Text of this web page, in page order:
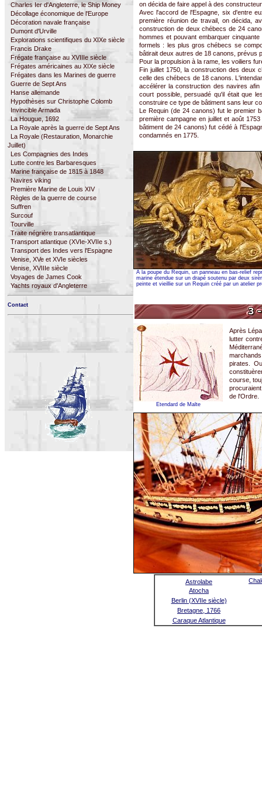
Charles Ier d'Angleterre, le Ship Money
Décollage économique de l'Europe
Décoration navale française
Dumont d'Urville
Explorations scientifiques du XIXe siècle
Francis Drake
Frégate française au XVIIIe siècle
Frégates américaines au XIXe siècle
Frégates dans les Marines de guerre
Guerre de Sept Ans
Hanse allemande
Hypothèses sur Christophe Colomb
Invincible Armada
La Hougue, 1692
La Royale après la guerre de Sept Ans
La Royale (Restauration, Monarchie
Juillet)
Les Compagnies des Indes
Lutte contre les Barbaresques
Marine française de 1815 à 1848
Navires viking
Première Marine de Louis XIV
Règles de la guerre de course
Suffren
Surcouf
Tourville
Traite négrière transatlantique
Transport atlantique (XVIe-XVIIe s.)
Transport des Indes vers l'Espagne
Venise, XVe et XVIe siècles
Venise, XVIIIe siècle
Voyages de James Cook
Yachts royaux d'Angleterre
Contact
on décida de faire appel à des
Avec l'accord de l'Espagne, six d'entre
première réunion de travail, on décida,
construction de deux chébecs de 24
hommes et pouvant embarquer
formels : les plus gros chébecs se
bâtirait deux autres de 18 canons, prévus
Pour la propulsion à la rame, les voiliers
Fin juillet 1750, la construction des deux
celle des chébecs de 18 canons.
accélérer la construction des navires
court possible, persuadé qu'il était que
construire ce type de bâtiment sans leur
Le Requin (de 24 canons) fut le premier
première campagne en juillet et août
bâtiment de 24 canons) fut cédé à
condamnés en 1775.
A la poupe du Requin, un panneau en bas-relief
marine étendue sur un drapé soutenu par deux
peinte et vieillie sur un Requin créé par un atelier
Après
lutter
pirates.
course,
de l'Ordre.
Etendard de Malte
Astrolabe
Atocha
Berlin (XVIIe siècle)
Bretagne, 1766
Caraque Atlantique